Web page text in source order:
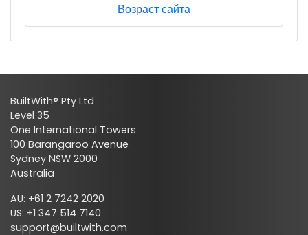
Возраст сайта
BuiltWith® Pty Ltd
Level 35
One International Towers
100 Barangaroo Avenue
Sydney NSW 2000
Australia
AU: +61 2 7242 2020
US: +1 347 514 7140
support@builtwith.com